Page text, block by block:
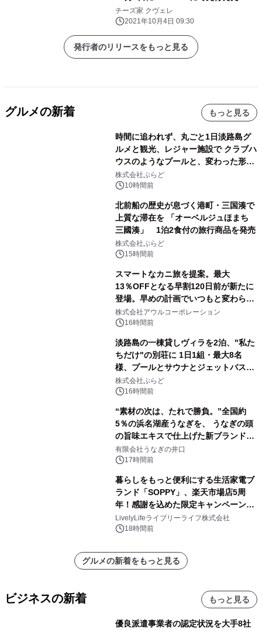
み物次第で味は無限大に
チーズ家 クヴェレ
2021年10月4日 09:30
発行者のリリースをもっと見る
グルメの新着 もっと見る
時間に追われず、丸ごと1日淡路島グ
ルメと観光、レジャー施設で クラブハ
ウスのようなプールと、変わった形の
サウナも 「THE BOXY AWAJI」のお
得な素泊まり連泊プランで
株式会社ぷらど
10時間前
北前船の歴史が息づく港町・三国湊で
上質な滞在を 「オーベルジュほまち
三國湊」 1泊2食付の旅行商品を発売
株式会社ぷらど
15時間前
スマートなカニ旅を提案。最大
13％OFFとなる早割120日前が新たに
登場。早めの計画でいつもと変わらぬ
大人の冬旅を。ー夕日ヶ浦温泉「佳松
苑 別邸ふうか」ー
株式会社アウルコーポレーション
16時間前
淡路島の一棟貸しヴィラを2泊、"私た
ちだけ"の別荘に 1日1組・最大8名
様、プールとサウナとジェットバス付
きで Villa Mon Temps AWAJIの連泊
素泊りプラン
株式会社ぷらど
16時間前
“素材の次は、たれで勝負。”全国約
5％の浜名湖産うなぎを、 うなぎの頭
の旨味エキスで仕上げた新ブランド
「井口の誉」誕生
有限会社うなぎの井口
17時間前
暮らしをもっと便利にする生活家電ブ
ランド「SOPPY」、楽天市場店5周
年！感謝を込めた限定キャンペーンを
8月10日より開催
LivelyLifeライブリーライフ株式会社
18時間前
グルメの新着をもっと見る
ビジネスの新着 もっと見る
優良派遣事業者の認定状況を大手8社